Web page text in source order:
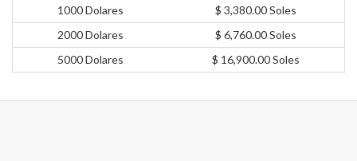
1000 Dolares
$ 3,380.00 Soles
2000 Dolares
$ 6,760.00 Soles
5000 Dolares
$ 16,900.00 Soles